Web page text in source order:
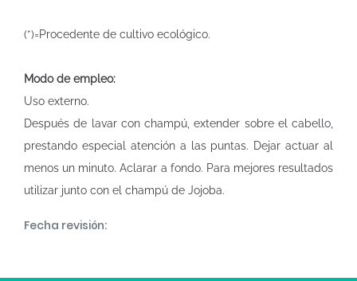
(*)=Procedente de cultivo ecológico.
Modo de empleo:
Uso externo.
Después de lavar con champú, extender sobre el cabello,
prestando especial atención a las puntas. Dejar actuar al
menos un minuto. Aclarar a fondo. Para mejores resultados
utilizar junto con el champú de Jojoba.
Fecha revisión: